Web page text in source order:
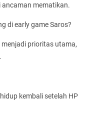
mematikan.
di early game Saros?
menjadi prioritas utama,
kembali setelah HP